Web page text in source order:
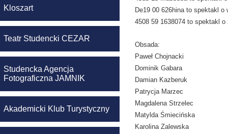
Kloszart
Teatr Studencki CEZAR
Studencka Agencja
Fotograficzna JAMNIK
Akademicki Klub Turystyczny
De19 00 626hina to spektakl o
4508 59 1638074 to spektakl
Obsada:
Paweł Chojnacki
Dominik Gabara
Damian Kazberuk
Patrycja Marzec
Magdalena Strzelec
Matylda Śmiecińska
Karolina Zalewska